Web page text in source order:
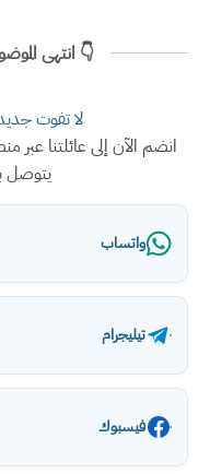
👇 انتهى
لا تفوت
انضم الآن إلى عائلتنا
يتوصل
واتساب
تيليجرام
فيسبوك